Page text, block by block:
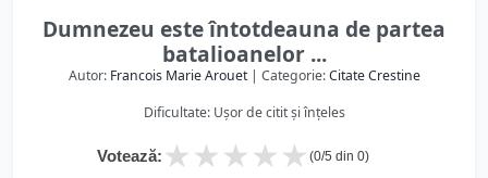
Dumnezeu este întotdeauna de partea
batalioanelor ...
Autor: Francois Marie Arouet| Categorie:Citate Crestine
Dificultate: Ușor de citit și înțeles
Votează: ★
★
★
★
★ (0/5 din 0)